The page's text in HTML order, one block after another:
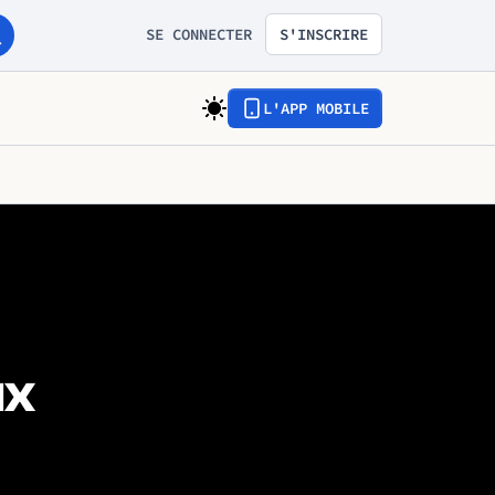
SE CONNECTER S'INSCRIRE
L'APP MOBILE